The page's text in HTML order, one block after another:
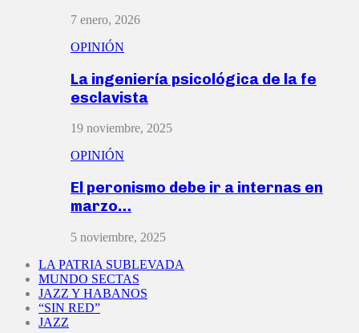
7 enero, 2026
OPINIÓN
La ingeniería psicológica de la fe
esclavista
19 noviembre, 2025
OPINIÓN
El peronismo debe ir a internas en
marzo…
5 noviembre, 2025
LA PATRIA SUBLEVADA
MUNDO SECTAS
JAZZ Y HABANOS
“SIN RED”
JAZZ